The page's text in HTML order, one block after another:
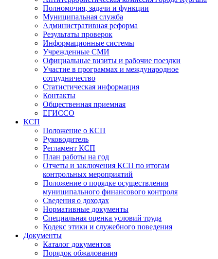
Полномочия, задачи и функции
Муниципальная служба
Административная реформа
Результаты проверок
Информационные системы
Учрежденные СМИ
Официальные визиты и рабочие поездки
Участие в программах и международное
сотрудничество
Статистическая информация
Контакты
Общественная приемная
ЕГИССО
КСП
Положение о КСП
Руководитель
Регламент КСП
План работы на год
Отчеты и заключения КСП по итогам
контрольных мероприятий
Положение о порядке осуществления
муниципального финансового контроля
Сведения о доходах
Нормативные документы
Специальная оценка условий труда
Кодекс этики и служебного поведения
Документы
Каталог документов
Порядок обжалования